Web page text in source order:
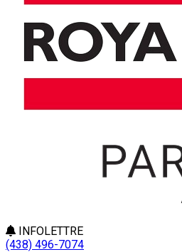
INFOLETTRE
(438) 496-7074